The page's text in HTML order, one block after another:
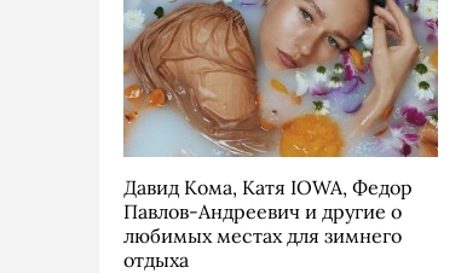
Давид Кома, Катя IOWA, Федор
Павлов-Андреевич и другие о
любимых местах для зимнего
отдыха